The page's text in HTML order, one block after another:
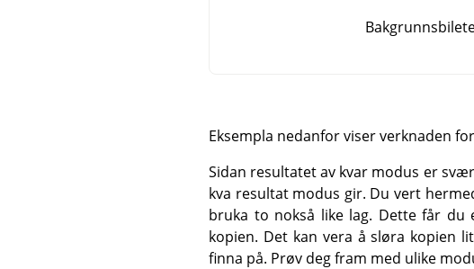
Eksempla nedanfor viser verknaden
Sidan resultatet av kvar modus er
kva resultat modus gir. Du vert
bruka to nokså like lag. Dette får
kopien. Det kan vera å sløra kopien
finna på. Prøv deg fram med ulike